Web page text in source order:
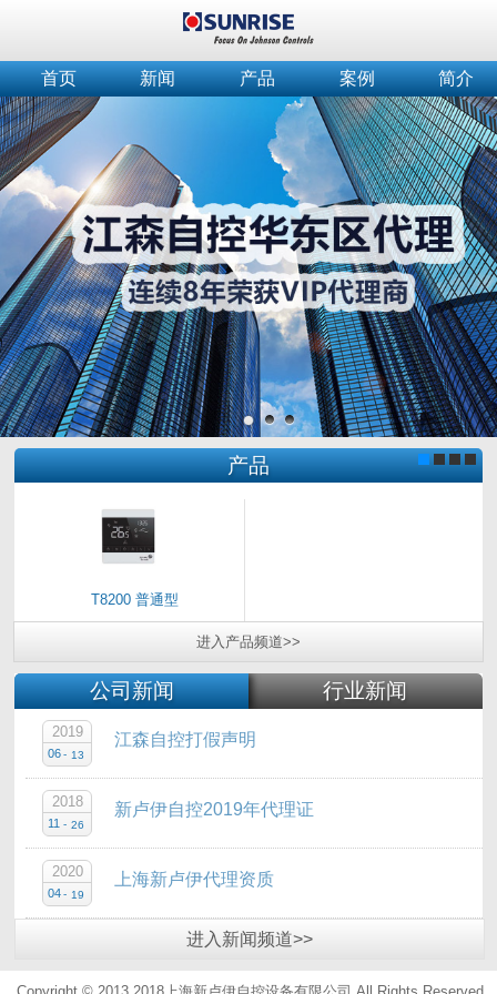
首页 新闻 产品 案例 简介
产品
T8200 普通型
进入 产品频道>>
公司新闻 行业新闻
江森自控打假声明
2019
06 - 13
新卢伊自控2019年代理证
2018
11 - 26
上海新卢伊代理资质
2020
04 - 19
进入 新闻频道>>